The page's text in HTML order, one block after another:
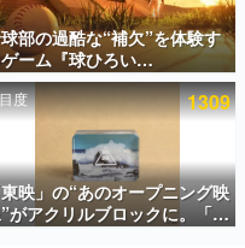
ージビュー数万以上！ などな
電ファミ渾身の“殿堂入り”記
部の過酷な“補欠”を体験す
ーム『球ひろい
』が「1件」のウィッ
リストをもとにチェコ語に
しSNSで話題に。『キング
ム・カム』開発元やチェコの
野球選手から称賛の声
度 1309
東映」の“あのオープニング映
がアクリルブロックに。「東
ストリカル グッズコレクシ